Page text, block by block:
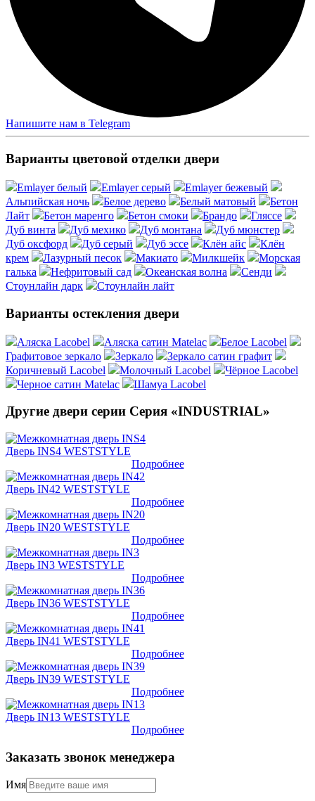
Напишите нам в Telegram
Варианты цветовой отделки двери
Emlayer белый Emlayer серый
Emlayer бежевый
Альпийская ночь
Белое дерево Белый матовый
Бетон
Лайт
Бетон маренго Бетон смоки Брандо
Гляссе
Дуб винта
Дуб мехико Дуб монтана
Дуб мюнстер
Дуб оксфорд
Дуб серый Дуб эссе Клён айс
Клён
крем
Лазурный песок Макиато Милкшейк
Морская
галька
Нефритовый сад Океанская волна
Сенди
Стоунлайн дарк
Стоунлайн лайт
Варианты остекления двери
Аляска Lacobel Аляска сатин Matelac
Белое Lacobel
Графитовое зеркало
Зеркало
Зеркало сатин графит
Коричневый Lacobel
Молочный Lacobel
Чёрное Lacobel
Черное сатин Matelac
Шамуа Lacobel
Другие двери серии Серия «INDUSTRIAL»
Дверь INS4 WESTSTYLE
Подробнее
Дверь IN42 WESTSTYLE
Подробнее
Дверь IN20 WESTSTYLE
Подробнее
Дверь IN3 WESTSTYLE
Подробнее
Дверь IN36 WESTSTYLE
Подробнее
Дверь IN41 WESTSTYLE
Подробнее
Дверь IN39 WESTSTYLE
Подробнее
Дверь IN13 WESTSTYLE
Подробнее
Заказать звонок менеджера
Имя